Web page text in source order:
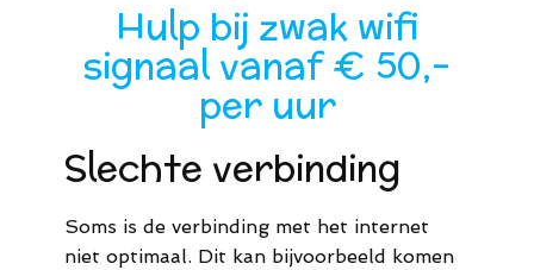
Hulp bij zwak wifi
signaal vanaf € 50,-
per uur
Slechte verbinding
Soms is de verbinding met het internet
niet optimaal. Dit kan bijvoorbeeld komen